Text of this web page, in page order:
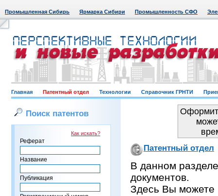
Промышленная Сибирь Ярмарка Сибири Промышленность СФО
Главная Патентный отдел Технологии Справочник ГРНТИ
Поиск патентов
Как искать?
Реферат
Название
Публикация
Патентный отдел
В данном
документов.
Здесь Вы можете